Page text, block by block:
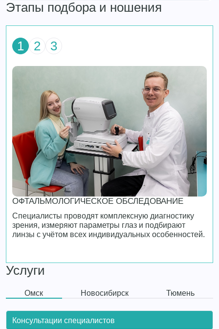
Этапы подбора и ношения
1 2 3
ОФТАЛЬМОЛОГИЧЕСКОЕ ОБСЛЕДОВАНИЕ
Специалисты проводят комплексную диагностику
зрения, измеряют параметры глаз и подбирают
линзы с учётом всех индивидуальных особенностей.
Услуги
Омск Новосибирск Тюмень
Консультации специалистов